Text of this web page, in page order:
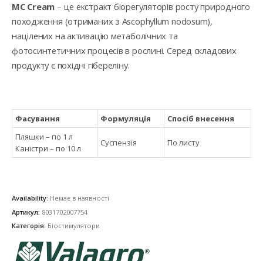
MC Cream – це екстракт біорегуляторів росту природного
походження (отриманих з Ascophyllum nodosum),
націлених на активацію метаболічних та
фотосинтетичних процесів в рослині. Серед складових
продукту є похідні гібереліну.
Фасування Формуляція
Спосіб внесення
Пляшки – по 1 л
Каністри – по 10 л
Суспензія По листу
Availability: Немає в наявності
Артикул: 8031702007754
Категорія: Біостимулятори